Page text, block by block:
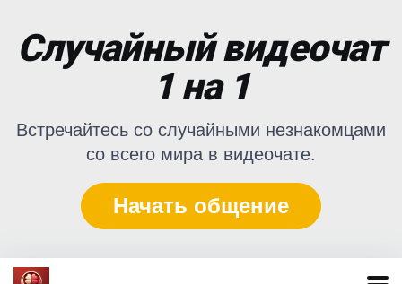
Случайный видеочат
1 на 1
Встречайтесь со случайными незнакомцами
со всего мира в видеочате.
Начать общение